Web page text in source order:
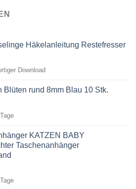
Häkelanleitung Restefresser
Download
Blüten rund 8mm Blau 10 Stk.
KATZEN BABY
Taschenanhänger